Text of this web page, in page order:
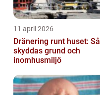
11 april 2026
Dränering runt huset: Så
skyddas grund och
inomhusmiljö